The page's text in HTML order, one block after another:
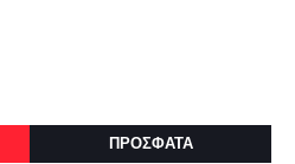
ΠΡΟΣΦΑΤΑ